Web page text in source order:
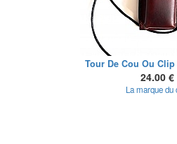
Tour De Cou Ou
24.00 €
La marque du